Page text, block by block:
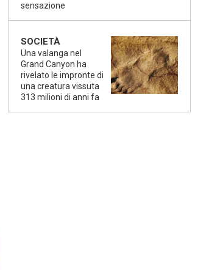
sensazione
SOCIETÀ
Una valanga nel
Grand Canyon ha
rivelato le impronte di
una creatura vissuta
313 milioni di anni fa